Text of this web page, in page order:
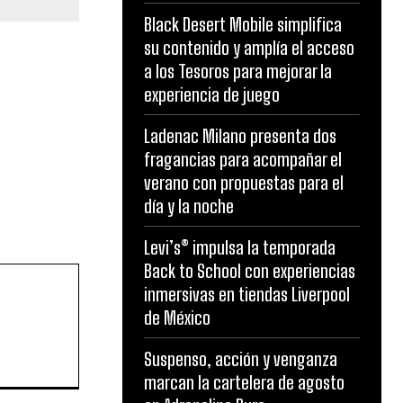
Black Desert Mobile simplifica
su contenido y amplía el acceso
a los Tesoros para mejorar la
experiencia de juego
Ladenac Milano presenta dos
fragancias para acompañar el
verano con propuestas para el
día y la noche
Levi’s® impulsa la temporada
Back to School con experiencias
inmersivas en tiendas Liverpool
de México
Suspenso, acción y venganza
marcan la cartelera de agosto